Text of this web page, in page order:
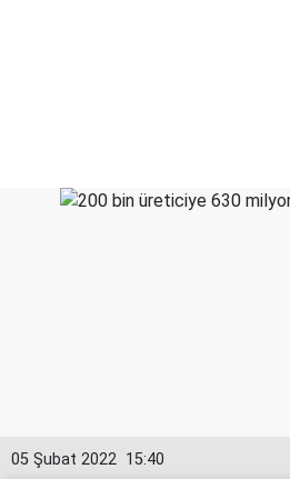
15:40
05 Şubat 2022